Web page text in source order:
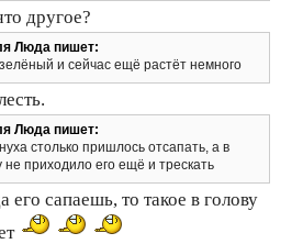
другое?
Люда пишет:
и сейчас ещё растёт немного
Люда пишет:
столько пришлось отсапать, а в
не приходило его ещё и трескать
его сапаешь, то такое в голову